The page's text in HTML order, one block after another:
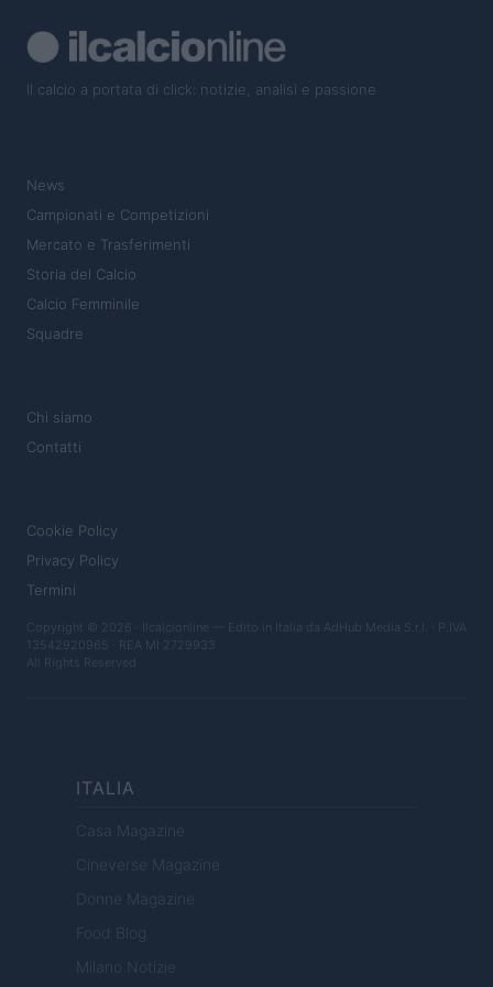
Il calcio a portata di click: notizie, analisi e passione
News
Campionati e Competizioni
Mercato e Trasferimenti
Storia del Calcio
Calcio Femminile
Squadre
Chi siamo
Contatti
Cookie Policy
Privacy Policy
Termini
Copyright © 2026 · Ilcalcionline — Edito in Italia da AdHub Media S.r.l. · P.IVA
13542920965 · REA MI 2729933
All Rights Reserved
ITALIA
Casa Magazine
Cineverse Magazine
Donne Magazine
Food Blog
Milano Notizie